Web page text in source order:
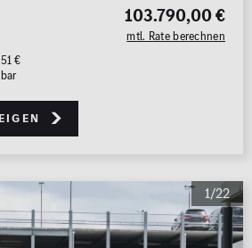
103.790,00 €
mtl. Rate berechnen
€
1/22